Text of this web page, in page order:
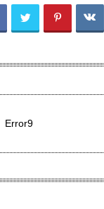
Error9